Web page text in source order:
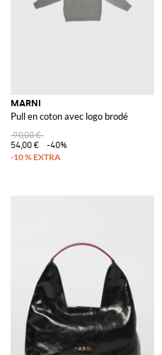
MARNI
Pull en coton avec logo brodé
90,00 €
54,00 €
-40%